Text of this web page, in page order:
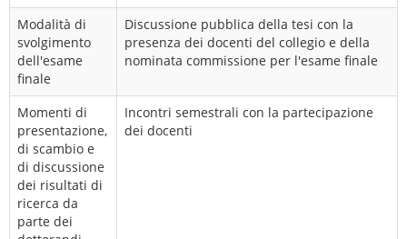
Modalità di
svolgimento
dell'esame
finale
Discussione pubblica della tesi con la
presenza dei docenti del collegio e della
nominata commissione per l'esame finale
Momenti di
presentazione,
di scambio e
di discussione
dei risultati di
ricerca da
parte dei
Incontri semestrali con la partecipazione
dei docenti